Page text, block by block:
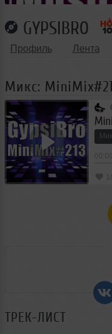
GYPSIBRO
Профиль Лента
Микс:
ТРЕК-ЛИСТ